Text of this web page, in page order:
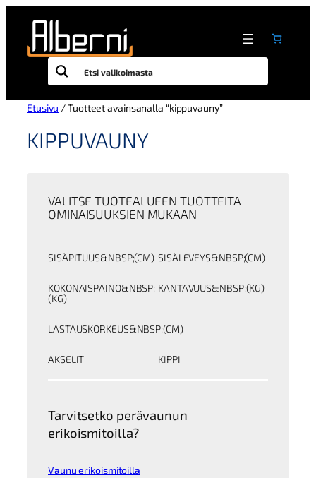
sisältöön
Etusivu / Tuotteet avainsanalla “kippuvauny”
KIPPUVAUNY
VALITSE TUOTEALUEEN TUOTTEITA
OMINAISUUKSIEN MUKAAN
SISÄPITUUS&NBSP;(CM) SISÄLEVEYS&NBSP;(CM)
KOKONAISPAINO&NBSP;
(KG)
KANTAVUUS&NBSP;(KG)
LASTAUSKORKEUS&NBSP;(CM)
AKSELIT KIPPI
Tarvitsetko perävaunun
erikoismitoilla?
Vaunu erikoismitoilla